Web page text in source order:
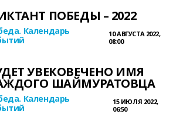
ПОБЕДЫ – 2022
Календарь
10 АВГУСТА 2022,
08:00
УВЕКОВЕЧЕНО ИМЯ
ШАЙМУРАТОВЦА
Календарь
15 ИЮЛЯ 2022,
06:50